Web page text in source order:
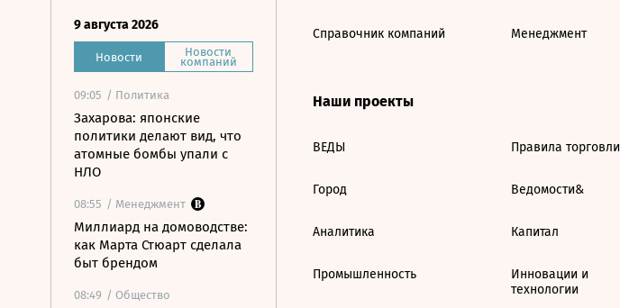
9 августа 2026
Новости Новости
компаний
09:05 / Политика
Захарова: японские
политики делают вид, что
атомные бомбы упали с
НЛО
08:55 / Менеджмент
Миллиард на домоводстве:
как Марта Стюарт сделала
быт брендом
08:49 / Общество
Справочник компаний Менеджмент
Наши проекты
ВЕДЫ
Город
Аналитика
Промышленность
Правила торговли
Ведомости&
Капитал
Инновации и
технологии